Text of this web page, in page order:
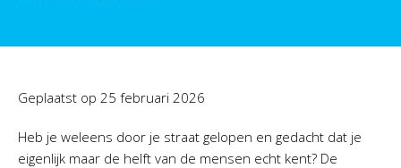
Geplaatst op 25 februari 2026
Heb je weleens door je straat gelopen en gedacht dat je
eigenlijk maar de helft van de mensen echt kent? De